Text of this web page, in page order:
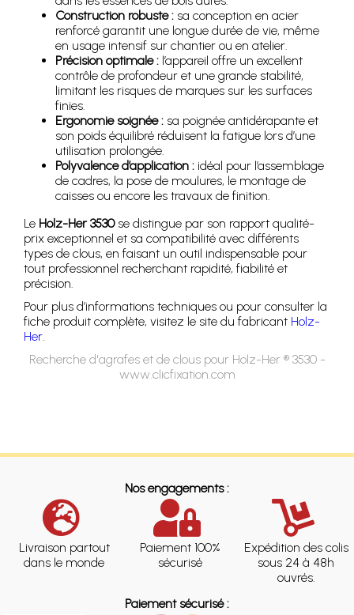
Construction robuste : sa conception en acier
renforcé garantit une longue durée de vie, même
en usage intensif sur chantier ou en atelier.
Précision optimale : l’appareil offre un excellent
contrôle de profondeur et une grande stabilité,
limitant les risques de marques sur les surfaces
finies.
Ergonomie soignée : sa poignée antidérapante et
son poids équilibré réduisent la fatigue lors d’une
utilisation prolongée.
Polyvalence d’application : idéal pour l’assemblage
de cadres, la pose de moulures, le montage de
caisses ou encore les travaux de finition.
Le Holz-Her 3530se distingue par son rapport qualité-
prix exceptionnel et sa compatibilité avec différents
types de clous, en faisant un outil indispensable pour
tout professionnel recherchant rapidité, fiabilité et
précision.
Pour plus d’informations techniques ou pour consulter la
fiche produit complète, visitez le site du fabricant Holz-
Her.
Recherche d'agrafes et de clous pour Holz-Her ® 3530 -
www.clicfixation.com
Nos engagements :
Livraison partout
dans le monde
Paiement 100%
sécurisé
Expédition des colis
sous 24 à 48h
ouvrés.
Paiement sécurisé :